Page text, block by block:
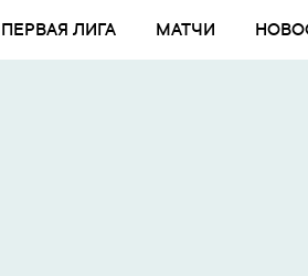
ПЕРВАЯ ЛИГА МАТЧИ